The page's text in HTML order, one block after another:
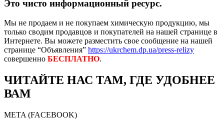
Это чисто информационный ресурс.
Мы не продаем и не покупаем химическую продукцию, мы
только сводим продавцов и покупателей на нашей странице в
Интернете. Вы можете разместить свое сообщение на нашей
странице “Объявления” https://ukrchem.dp.ua/press-relizy
совершенно БЕСПЛАТНО.
ЧИТАЙТЕ НАС ТАМ, ГДЕ УДОБНЕЕ
ВАМ
META (FACEBOOK)